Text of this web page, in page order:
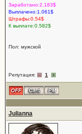
Заработано:2.183$
Выплачено:1.061$
Штрафы:0.54$
К выплате:0.582$
Пол: мужской
Репутация: 1
Julianna